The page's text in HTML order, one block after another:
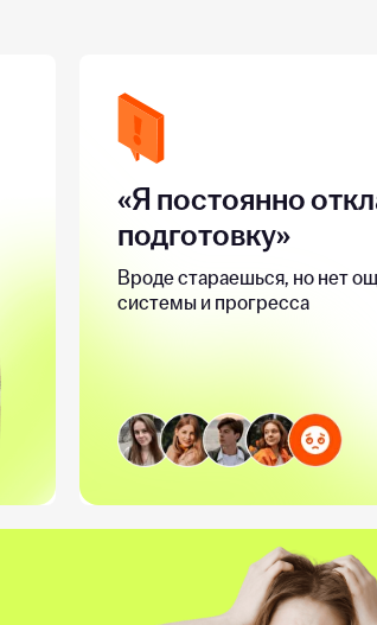
«Я постоянно
подготовку»
Вроде стараешься, но нет
системы и прогресса